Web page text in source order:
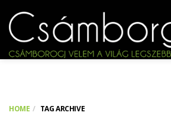
HOME TAG ARCHIVE